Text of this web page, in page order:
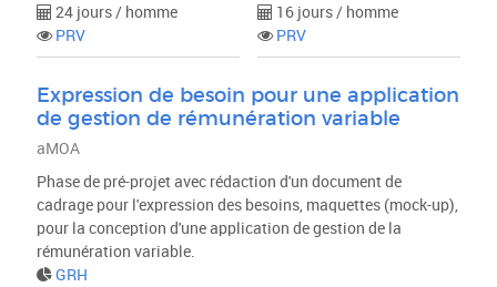
24 jours / homme
PRV
16 jours / homme
PRV
Expression de besoin pour une application
de gestion de rémunération variable
aMOA
Phase de pré-projet avec rédaction d'un document de
cadrage pour l'expression des besoins, maquettes (mock-up),
pour la conception d'une application de gestion de la
rémunération variable.
GRH